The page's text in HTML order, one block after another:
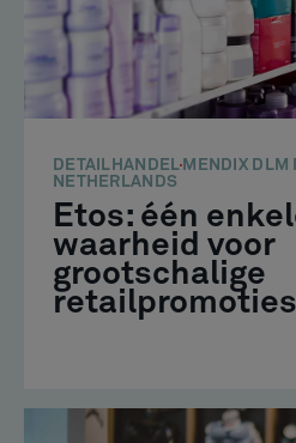
DETAILHANDEL MENDIX DLM
NETHERLANDS
Etos: één
waarheid voor
grootschalige
retailpromoties